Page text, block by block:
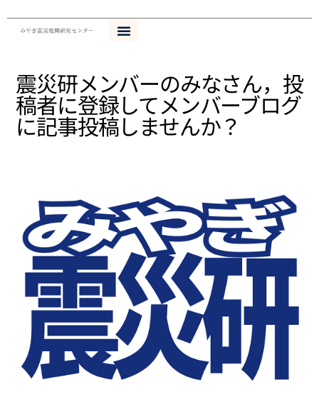
震災研メンバーのみなさん，投
稿者に登録してメンバーブログ
に記事投稿しませんか？